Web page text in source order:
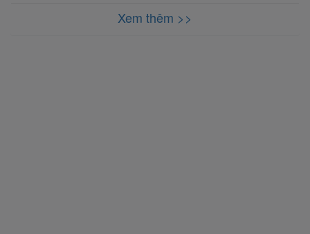
Xem thêm >>